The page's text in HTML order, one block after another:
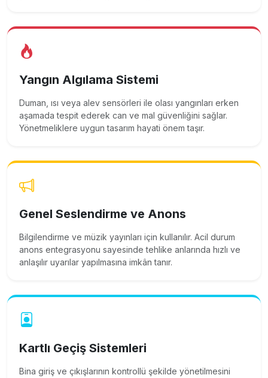
Yangın Algılama Sistemi
Duman, ısı veya alev sensörleri ile olası yangınları erken
aşamada tespit ederek can ve mal güvenliğini sağlar.
Yönetmeliklere uygun tasarım hayati önem taşır.
Genel Seslendirme ve Anons
Bilgilendirme ve müzik yayınları için kullanılır. Acil durum
anons entegrasyonu sayesinde tehlike anlarında hızlı ve
anlaşılır uyarılar yapılmasına imkân tanır.
Kartlı Geçiş Sistemleri
Bina giriş ve çıkışlarının kontrollü şekilde yönetilmesini